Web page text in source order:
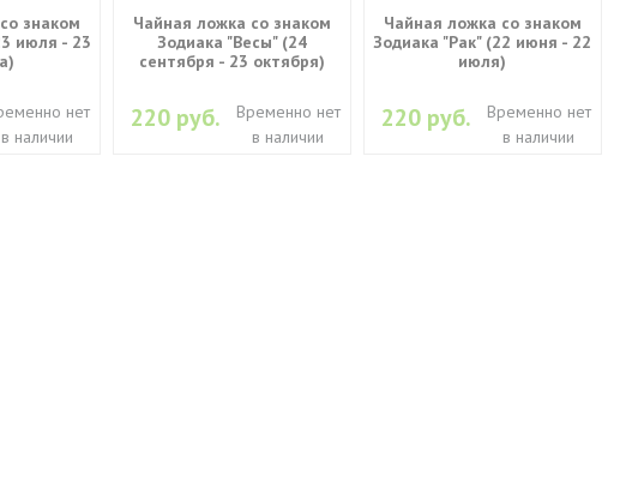
знаком
июля - 23
нет
в наличии
Чайная ложка со знаком
Зодиака "Весы" (24
сентября - 23 октября)
220 руб.
Временно нет
в наличии
Чайная ложка со знаком
Зодиака "Рак" (22 июня - 22
июля)
220 руб.
Временно нет
в наличии